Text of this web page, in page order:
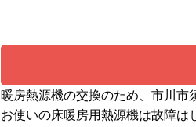
暖房熱源機の交換のため、市川市
お使いの床暖房用熱源機は故障